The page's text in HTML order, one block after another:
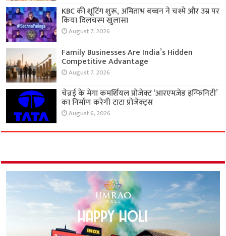
KBC की शूटिंग शुरू, अमिताभ बच्चन ने चश्मे और उम्र पर
किया दिलचस्प खुलासा
August 7, 2026
Family Businesses Are India’s Hidden
Competitive Advantage
August 7, 2026
चेन्नई के मेगा कमर्शियल प्रोजेक्ट ‘आरएमज़ेड इन्फिनिटी’
का निर्माण करेगी टाटा प्रोजेक्ट्स
August 6, 2026